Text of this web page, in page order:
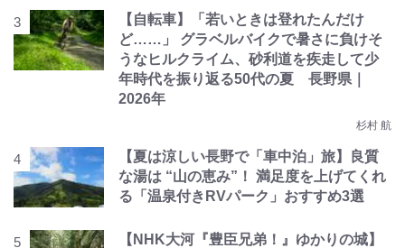
【自転車】「若いときは登れたんだけ
ど……」 グラベルバイクで暑さに負けそ
うなヒルクライム、砂利道を疾走して少
年時代を振り返る50代の夏 長野県｜
2026年
杉村 航
【夏は涼しい長野で「車中泊」旅】良質
な湯は “山の恵み”！ 満足度を上げてくれ
る「温泉付きRVパーク」おすすめ3選
【NHK大河『豊臣兄弟！』ゆかりの城】